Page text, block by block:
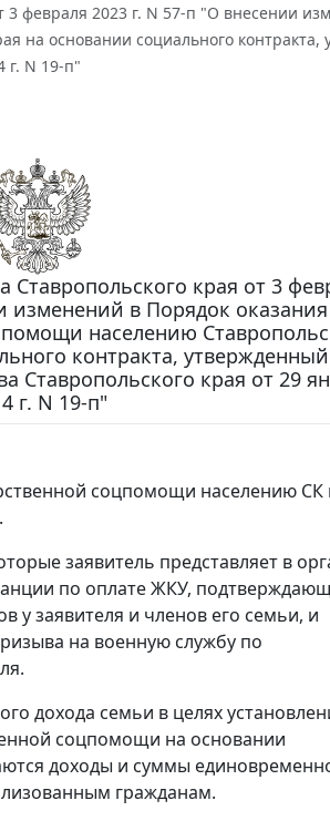
3 февраля 2023 г. N 57-п "О внесении
на основании социального
г. N 19-п"
Ставропольского края от 3
изменений в Порядок оказания
населению
контракта, утвержденный
Ставропольского края от 29
г. N 19-п"
соцпомощи населению СК
заявитель представляет в
по оплате ЖКУ,
у заявителя и членов его семьи, и
на военную службу по
дохода семьи в целях
соцпомощи на основании
доходы и суммы
гражданам.